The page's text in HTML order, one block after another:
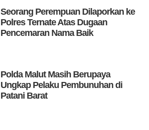
Seorang Perempuan Dilaporkan ke
Polres Ternate Atas Dugaan
Pencemaran Nama Baik
Polda Malut Masih Berupaya
Ungkap Pelaku Pembunuhan di
Patani Barat